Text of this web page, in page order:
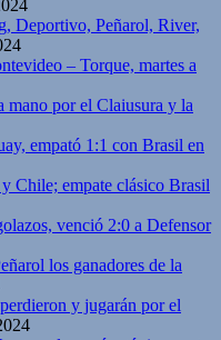
Deportivo, Peñarol, River,
– Torque, martes a
mano por el Claiusura y la
empató 1:1 con Brasil en
Chile; empate clásico Brasil
venció 2:0 a Defensor
los ganadores de la
y jugarán por el